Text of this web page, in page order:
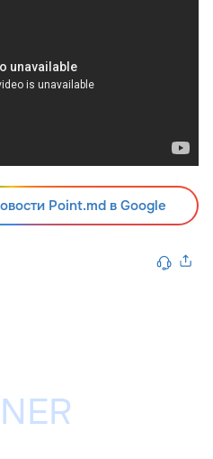
Point.md в Google